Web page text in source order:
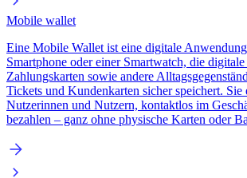
Mobile wallet
Eine Mobile Wallet ist eine digitale
Smartphone oder einer Smartwatch, die
Zahlungskarten sowie andere
Tickets und Kundenkarten sicher speichert. Sie
Nutzerinnen und Nutzern, kontaktlos im
bezahlen – ganz ohne physische Karten oder